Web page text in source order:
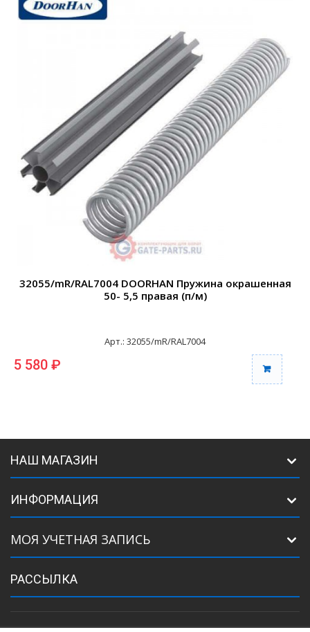
32055/mR/RAL7004 DOORHAN Пружина окрашенная
50- 5,5 правая (п/м)
Арт.: 32055/mR/RAL7004
5 580 ₽
НАШ МАГАЗИН
ИНФОРМАЦИЯ
МОЯ УЧЕТНАЯ ЗАПИСЬ
РАССЫЛКА